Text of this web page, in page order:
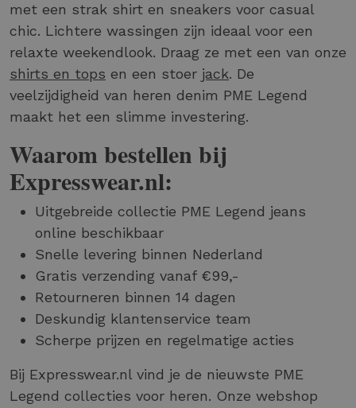
met een strak shirt en sneakers voor casual
chic. Lichtere wassingen zijn ideaal voor een
relaxte weekendlook. Draag ze met een van onze
shirts en tops en een stoer jack. De
veelzijdigheid van heren denim PME Legend
maakt het een slimme investering.
Waarom bestellen bij
Expresswear.nl:
Uitgebreide collectie PME Legend jeans
online beschikbaar
Snelle levering binnen Nederland
Gratis verzending vanaf €99,-
Retourneren binnen 14 dagen
Deskundig klantenservice team
Scherpe prijzen en regelmatige acties
Bij Expresswear.nl vind je de nieuwste PME
Legend collecties voor heren. Onze webshop